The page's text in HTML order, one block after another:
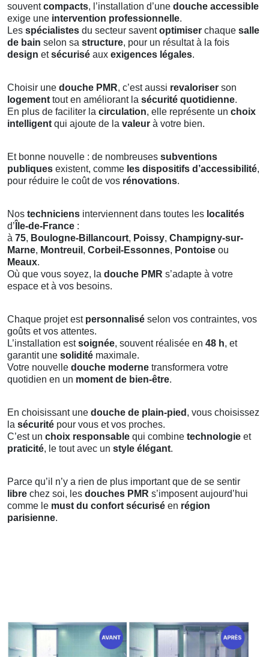
souventcompacts, l’installation d’une douche accessible
exige une intervention professionnelle.
Les spécialistes du secteur saventoptimiser chaque salle
de bain selon sa structure, pour un résultat à la fois
design etsécurisé aux exigences légales.
Choisir une douche PMR, c’est aussi revaloriser son
logement tout en améliorant la sécurité quotidienne.
En plus de faciliter la circulation, elle représente un choix
intelligent qui ajoute de la valeur à votre bien.
Et bonne nouvelle : de nombreuses subventions
publiques existent, comme les dispositifs d’accessibilité,
pour réduire le coût de vos rénovations.
Nos techniciens interviennent dans toutes les localités
d’ Île-de-France :
à 75, Boulogne-Billancourt, Poissy, Champigny-sur-
Marne, Montreuil , Corbeil-Essonnes, Pontoise ou
Meaux.
Où que vous soyez, la douche PMR s’adapte à votre
espace et à vos besoins.
Chaque projet est personnalisé selon vos contraintes, vos
goûts et vos attentes.
L’installation estsoignée, souvent réalisée en 48 h, et
garantit une solidité maximale.
Votre nouvelle douche moderne transformera votre
quotidien en un moment de bien-être.
En choisissant une douche de plain-pied , vous choisissez
la sécurité pour vous et vos proches.
C’est un choix responsable qui combine technologie et
praticité, le tout avec un style élégant.
Parce qu’il n’y a rien de plus important que de se sentir
libre chez soi, les douches PMR s’imposent aujourd’hui
comme le must du confort sécurisé en région
parisienne.